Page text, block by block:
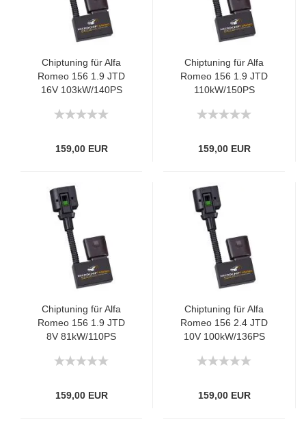
Chiptuning für Alfa
Romeo 156 1.9 JTD
16V 103kW/140PS
159,00 EUR
Chiptuning für Alfa
Romeo 156 1.9 JTD
110kW/150PS
159,00 EUR
Chiptuning für Alfa
Romeo 156 1.9 JTD
8V 81kW/110PS
159,00 EUR
Chiptuning für Alfa
Romeo 156 2.4 JTD
10V 100kW/136PS
159,00 EUR